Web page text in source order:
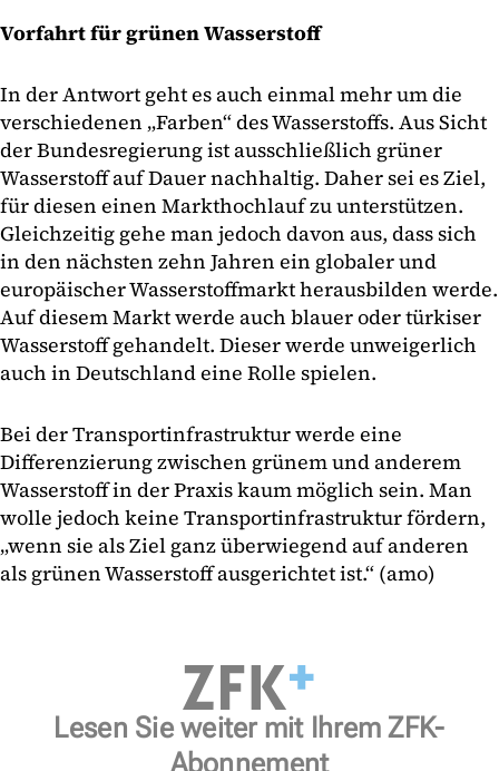
Vorfahrt für grünen Wasserstoff
In der Antwort geht es auch einmal mehr um die
verschiedenen „Farben“ des Wasserstoffs. Aus Sicht
der Bundesregierung ist ausschließlich grüner
Wasserstoff auf Dauer nachhaltig. Daher sei es Ziel,
für diesen einen Markthochlauf zu unterstützen.
Gleichzeitig gehe man jedoch davon aus, dass sich
in den nächsten zehn Jahren ein globaler und
europäischer Wasserstoffmarkt herausbilden werde.
Auf diesem Markt werde auch blauer oder türkiser
Wasserstoff gehandelt. Dieser werde unweigerlich
auch in Deutschland eine Rolle spielen.
Bei der Transportinfrastruktur werde eine
Differenzierung zwischen grünem und anderem
Wasserstoff in der Praxis kaum möglich sein. Man
wolle jedoch keine Transportinfrastruktur fördern,
„wenn sie als Ziel ganz überwiegend auf anderen
als grünen Wasserstoff ausgerichtet ist.“ (amo)
Lesen Sie weiter mit Ihrem ZFK-
Abonnement